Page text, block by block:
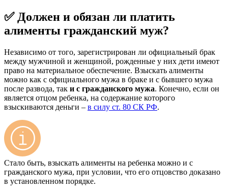
✅ Должен и обязан ли платить
алименты гражданский муж?
Независимо от того, зарегистрирован ли официальный брак
между мужчиной и женщиной, рожденные у них дети имеют
право на материальное обеспечение. Взыскать алименты
можно как с официального мужа в браке и с бывшего мужа
после развода, так и с гражданского мужа. Конечно, если он
является отцом ребенка, на содержание которого
взыскиваются деньги – в силу ст. 80 СК РФ.
Стало быть, взыскать алименты на ребенка можно и с
гражданского мужа, при условии, что его отцовство доказано
в установленном порядке.